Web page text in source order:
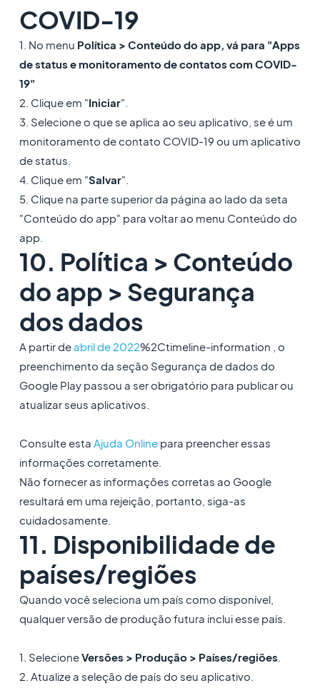
COVID-19
1. No menu Política > Conteúdo do app, vá para "Apps
de status e monitoramento de contatos com COVID-
19"
2. Clique em "Iniciar".
3. Selecione o que se aplica ao seu aplicativo, se é um
monitoramento de contato COVID-19 ou um aplicativo
de status.
4. Clique em "Salvar".
5. Clique na parte superior da página ao lado da seta
"Conteúdo do app" para voltar ao menu Conteúdo do
app.
10. Política > Conteúdo
do app > Segurança
dos dados
A partir de abril de 2022%2Ctimeline-information , o
preenchimento da seção Segurança de dados do
Google Play passou a ser obrigatório para publicar ou
atualizar seus aplicativos.
Consulte esta Ajuda Onlinepara preencher essas
informações corretamente.
Não fornecer as informações corretas ao Google
resultará em uma rejeição, portanto, siga-as
cuidadosamente.
11. Disponibilidade de
países/regiões
Quando você seleciona um país como disponível,
qualquer versão de produção futura inclui esse país.
1. SelecioneVersões > Produção > Países/regiões
2. Atualize a seleção de país do seu aplicativo.